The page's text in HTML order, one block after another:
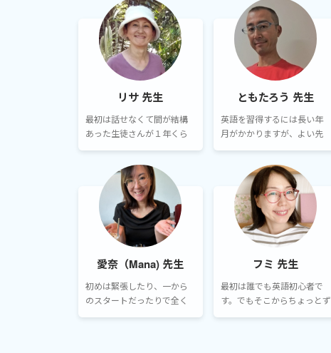
味を調べてみる…など、『好
き』を英語学習に紐付けて
楽しむ事から始めてみたり
するのが『続けたい』とい
うモチベーションにもつな
がると思います。
く、皆さんのペースランナー
として常に伴走します。
リサ 先生
最初は話せなくて間が結構
あった生徒さんが１年くら
なりました。
ともたろう 先生
英語を習得するには長い年
月がかかりますが、よい先
こつこつ学んでいけば、日常
英会話程度なら数年ででき
るようになるでしょう。
愛奈（Mana) 先生
初めは緊張したり、一から
のスタートだったりで全く
フミ 先生
最初は誰でも英語初心者で
す。でもそこからちょっとず